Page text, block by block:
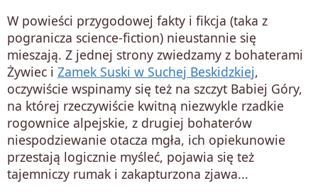
W powieści przygodowej fakty i fikcja (taka z
pogranicza science-fiction) nieustannie się
mieszają. Z jednej strony zwiedzamy z bohaterami
Żywiec i Zamek Suski w Suchej Beskidzkiej,
oczywiście wspinamy się też na szczyt Babiej Góry,
na której rzeczywiście kwitną niezwykle rzadkie
rogownice alpejskie, z drugiej bohaterów
niespodziewanie otacza mgła, ich opiekunowie
przestają logicznie myśleć, pojawia się też
tajemniczy rumak i zakapturzona zjawa...